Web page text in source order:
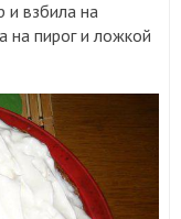
и взбила на
на пирог и ложкой